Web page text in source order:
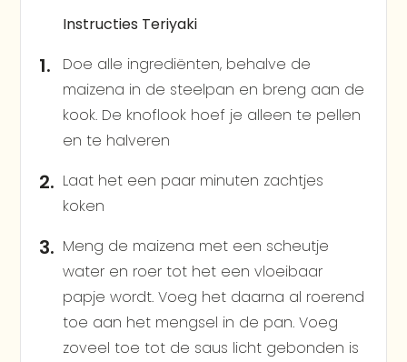
Instructies Teriyaki
Doe alle ingrediënten, behalve de
maizena in de steelpan en breng aan de
kook. De knoflook hoef je alleen te pellen
en te halveren
Laat het een paar minuten zachtjes
koken
Meng de maizena met een scheutje
water en roer tot het een vloeibaar
papje wordt. Voeg het daarna al roerend
toe aan het mengsel in de pan. Voeg
zoveel toe tot de saus licht gebonden is